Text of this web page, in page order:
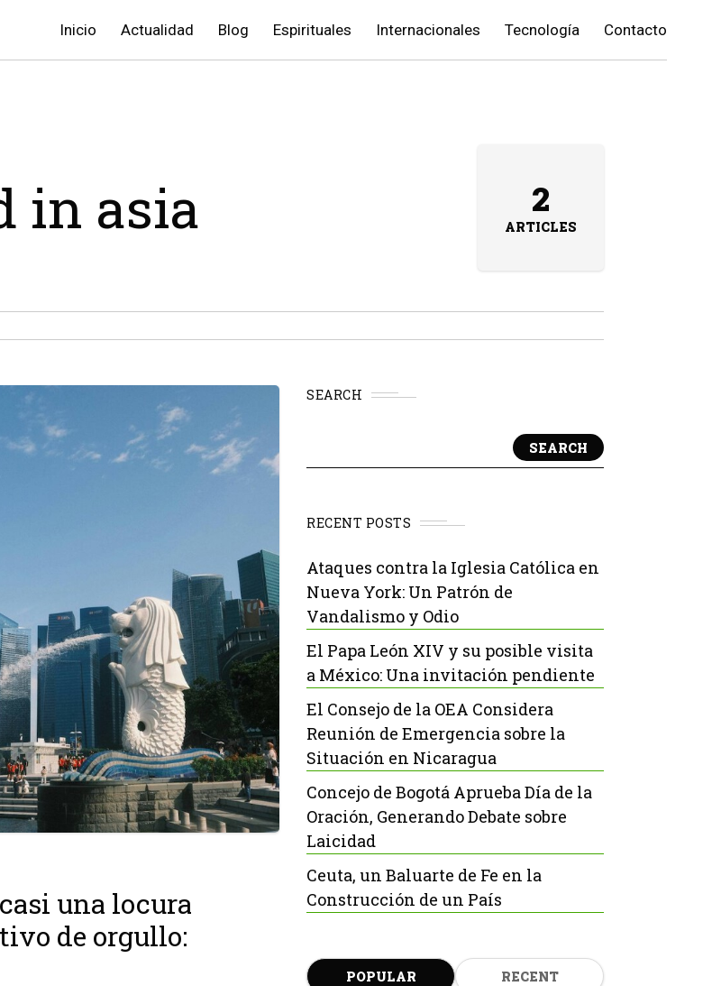
Inicio Actualidad Blog Espirituales Internacionales Tecnología Contacto
in asia 2
ARTICLES
una locura
de orgullo:
SEARCH
SEARCH
RECENT POSTS
Ataques contra la Iglesia Católica en
Nueva York: Un Patrón de
Vandalismo y Odio
El Papa León XIV y su posible visita
a México: Una invitación pendiente
El Consejo de la OEA Considera
Reunión de Emergencia sobre la
Situación en Nicaragua
Concejo de Bogotá Aprueba Día de la
Oración, Generando Debate sobre
Laicidad
Ceuta, un Baluarte de Fe en la
Construcción de un País
POPULAR RECENT